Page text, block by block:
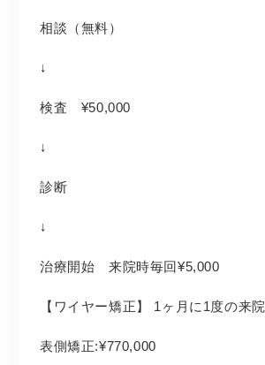
相談（無料）
↓
検査 ¥50,000
↓
診断
↓
治療開始 来院時毎回¥5,000
【ワイヤー矯正】 1ヶ月に1度の来院
表側矯正:¥770,000